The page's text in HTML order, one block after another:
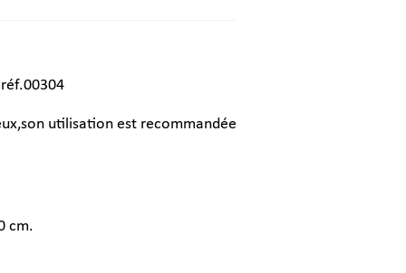
utilisation est recommandée
cm.